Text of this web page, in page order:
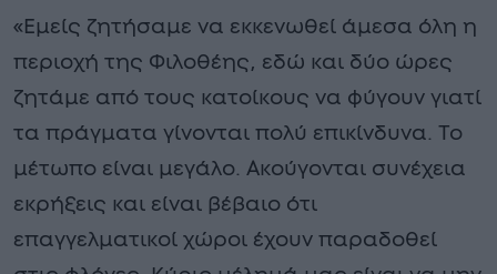
«Εμείς ζητήσαμε να εκκενωθεί άμεσα όλη η
περιοχή της Φιλοθέης, εδώ και δύο ώρες
ζητάμε από τους κατοίκους να φύγουν γιατί
τα πράγματα γίνονται πολύ επικίνδυνα. Το
μέτωπο είναι μεγάλο. Ακούγονται συνέχεια
εκρήξεις και είναι βέβαιο ότι
επαγγελματικοί χώροι έχουν παραδοθεί